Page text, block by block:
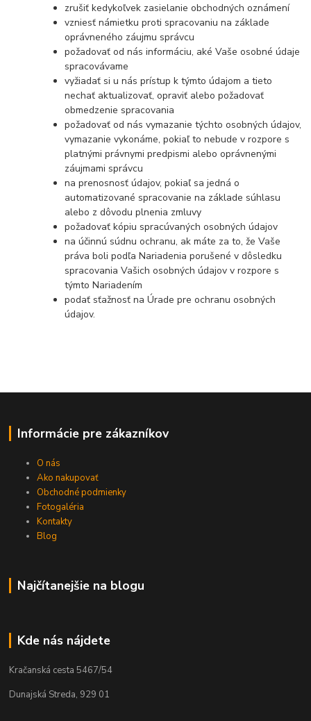
zrušiť kedykoľvek zasielanie obchodných oznámení
vzniesť námietku proti spracovaniu na základe
oprávneného záujmu správcu
požadovať od nás informáciu, aké Vaše osobné údaje
spracovávame
vyžiadať si u nás prístup k týmto údajom a tieto
nechať aktualizovať, opraviť alebo požadovať
obmedzenie spracovania
požadovať od nás vymazanie týchto osobných údajov,
vymazanie vykonáme, pokiaľ to nebude v rozpore s
platnými právnymi predpismi alebo oprávnenými
záujmami správcu
na prenosnosť údajov, pokiaľ sa jedná o
automatizované spracovanie na základe súhlasu
alebo z dôvodu plnenia zmluvy
požadovať kópiu spracúvaných osobných údajov
na účinnú súdnu ochranu, ak máte za to, že Vaše
práva boli podľa Nariadenia porušené v dôsledku
spracovania Vašich osobných údajov v rozpore s
týmto Nariadením
podať sťažnosť na Úrade pre ochranu osobných
údajov.
Informácie pre zákazníkov
O nás
Ako nakupovať
Obchodné podmienky
Fotogaléria
Kontakty
Blog
Najčítanejšie na blogu
Kde nás nájdete
Kračanská cesta 5467/54
Dunajská Streda, 929 01